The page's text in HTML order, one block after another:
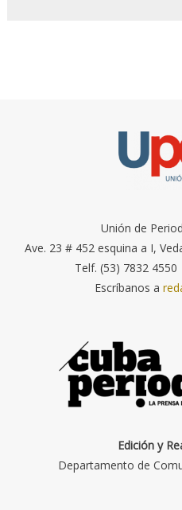
Unión de
Ave. 23 # 452 esquina a I,
Telf. (53) 7832
Escríbanos a
Edición y
Departamento de